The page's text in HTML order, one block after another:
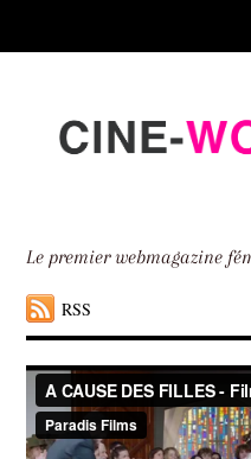
down
Le premier webmagazine
RSS